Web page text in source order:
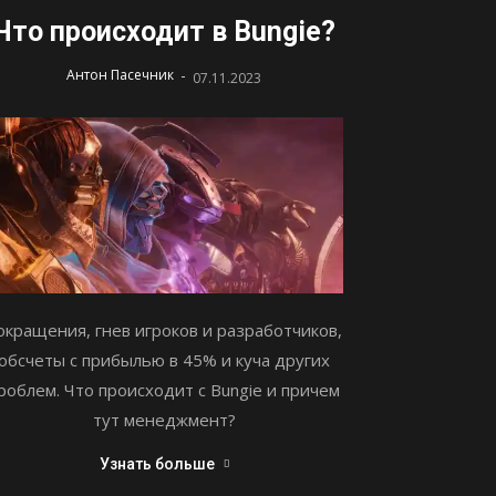
происходит в Bungie?
Антон Пасечник - 07.11.2023
гнев игроков и разработчиков,
с прибылью в 45% и куча других
Что происходит с Bungie и причем
тут менеджмент?
Узнать больше